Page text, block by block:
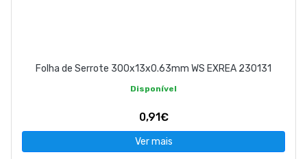
Folha de Serrote 300x13x0.63mm WS EXREA 230131
Disponível
0,91€
Ver mais